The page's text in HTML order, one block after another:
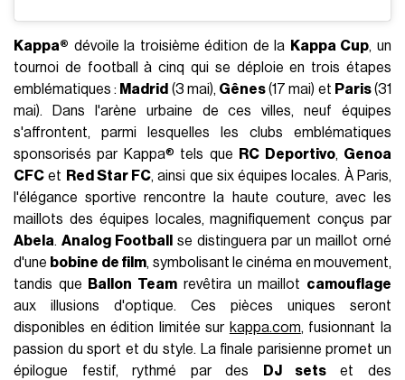
Kappa® dévoile la troisième édition de la Kappa Cup, un
tournoi de football à cinq qui se déploie en trois étapes
emblématiques : Madrid (3 mai), Gênes(17 mai) et Paris(31
mai). Dans l'arène urbaine de ces villes, neuf équipes
s'affrontent, parmi lesquelles les clubs emblématiques
sponsorisés par Kappa® tels que
RC Deportivo, Genoa
CFC et Red Star FC, ainsi que six équipes locales. À Paris,
l'élégance sportive rencontre la haute couture, avec les
maillots des équipes locales, magnifiquement conçus par
Abela.Analog Football
se distinguera par un maillot orné
d'une bobine de film, symbolisant le cinéma en mouvement,
tandis que
Ballon Team revêtira un maillot camouflage
aux illusions d'optique. Ces pièces uniques seront
disponibles en édition limitée sur kappa.com, fusionnant la
passion du sport et du style. La finale parisienne promet un
épilogue festif, rythmé par des
DJ sets et des